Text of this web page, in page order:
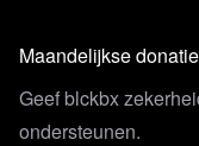
Maandelijkse donatie
Geef blckbx
ondersteunen.